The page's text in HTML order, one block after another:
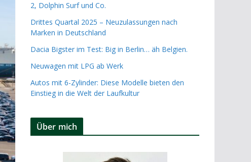
2, Dolphin Surf und Co.
Drittes Quartal 2025 – Neuzulassungen nach
Marken in Deutschland
Dacia Bigster im Test: Big in Berlin… äh Belgien.
Neuwagen mit LPG ab Werk
Autos mit 6-Zylinder: Diese Modelle bieten den
Einstieg in die Welt der Laufkultur
Über mich